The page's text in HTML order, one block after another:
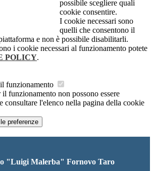
possibile scegliere quali
cookie consentire.
I cookie necessari sono
quelli che consentono il
e non è possibile disabilitarli.
i cookie necessari al funzionamento potete
POLICY.
funzionamento
funzionamento non possono essere
consultare l'elenco nella pagina della cookie
preferenze
"Luigi Malerba" Fornovo Taro